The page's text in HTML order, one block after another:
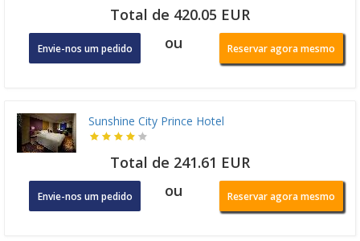
Total de 420.05 EUR
Envie-nos um pedido ou Reservar agora mesmo
Sunshine City Prince Hotel
Total de 241.61 EUR
Envie-nos um pedido ou Reservar agora mesmo